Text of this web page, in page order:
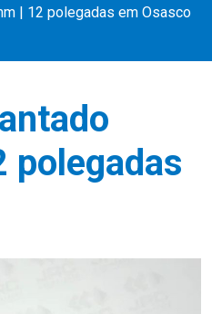
| 12 polegadas em Osasco
polegadas